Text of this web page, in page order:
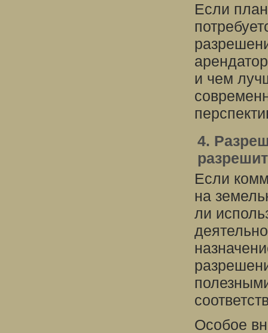
Если
и чем
4.
Если
на
ли
Особое